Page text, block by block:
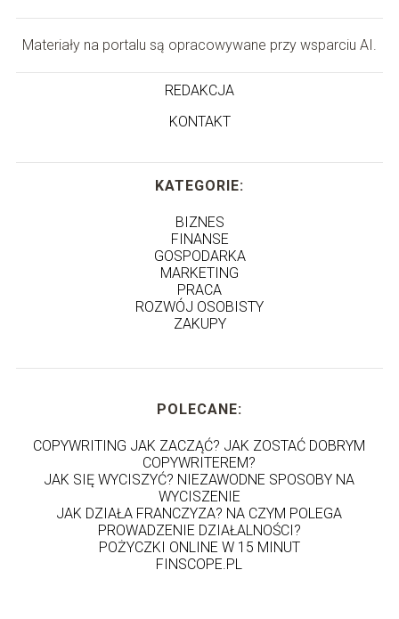
Materiały na portalu są opracowywane przy wsparciu AI.
REDAKCJA
KONTAKT
KATEGORIE:
BIZNES
FINANSE
GOSPODARKA
MARKETING
PRACA
ROZWÓJ OSOBISTY
ZAKUPY
POLECANE:
COPYWRITING JAK ZACZĄĆ? JAK ZOSTAĆ DOBRYM
COPYWRITEREM?
JAK SIĘ WYCISZYĆ? NIEZAWODNE SPOSOBY NA
WYCISZENIE
JAK DZIAŁA FRANCZYZA? NA CZYM POLEGA
PROWADZENIE DZIAŁALNOŚCI?
POŻYCZKI ONLINE W 15 MINUT
FINSCOPE.PL